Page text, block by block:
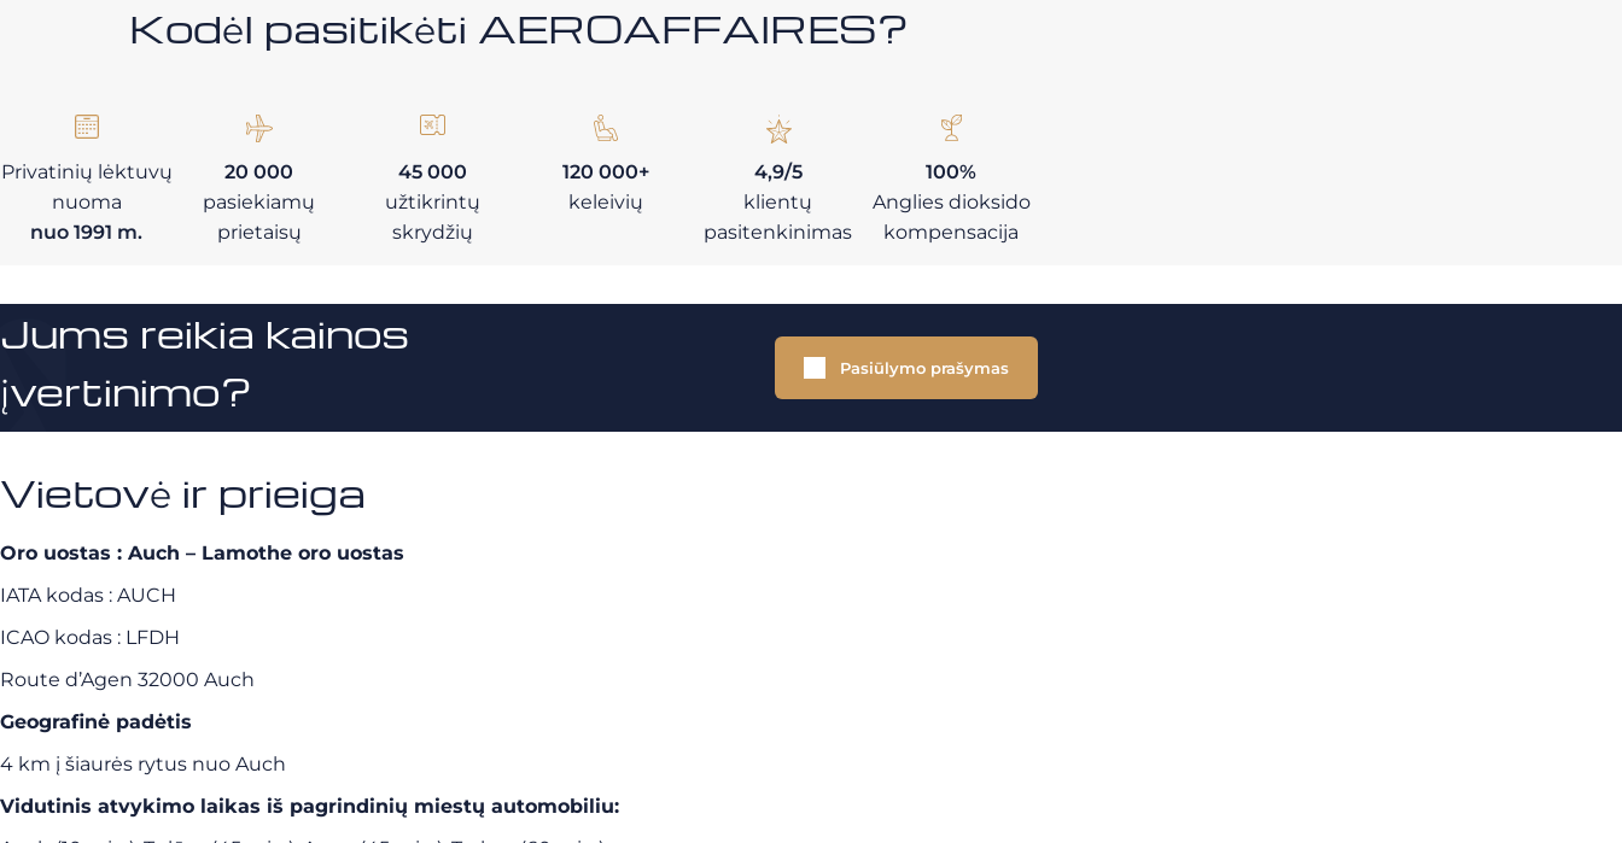
Kodėl pasitikėti AEROAFFAIRES?
Privatinių lėktuvų
nuoma
nuo 1991 m.
20 000
pasiekiamų
prietaisų
45 000
užtikrintų
skrydžių
120 000+
keleivių
4,9/5
klientų
pasitenkinimas
100%
Anglies dioksido
kompensacija
Jums reikia kainos
įvertinimo?
Pasiūlymo prašymas
Vietovė ir prieiga
Oro uostas : Auch – Lamothe oro uostas
IATA kodas : AUCH
ICAO kodas : LFDH
Route d’Agen 32000 Auch
Geografinė padėtis
4 km į šiaurės rytus nuo Auch
Vidutinis atvykimo laikas iš pagrindinių miestų automobiliu: